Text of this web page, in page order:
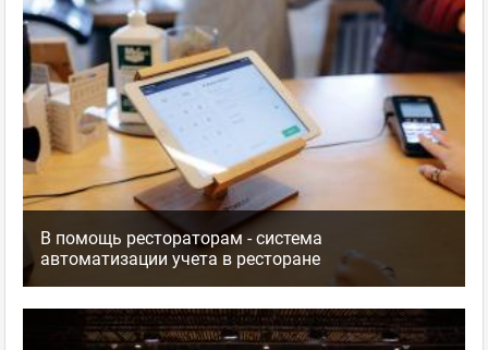
В помощь рестораторам - система
автоматизации учета в ресторане